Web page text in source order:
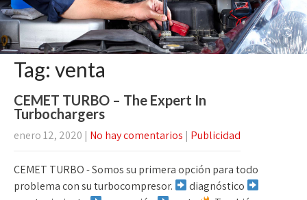
Tag: venta
CEMET TURBO – The Expert In
Turbochargers
enero 12, 2020 | No hay comentarios | Publicidad
CEMET TURBO - Somos su primera opción para todo
problema con su turbocompresor.
diagnóstico